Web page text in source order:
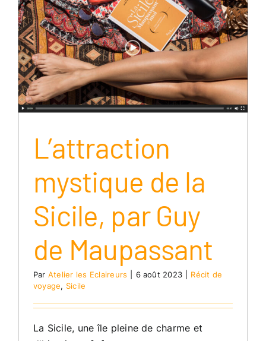
L’attraction
mystique de la
Sicile, par Guy
de Maupassant
Par Atelier les Eclaireurs 6 août 2023
Récit de
voyage, Sicile
La Sicile, une île pleine de charme et